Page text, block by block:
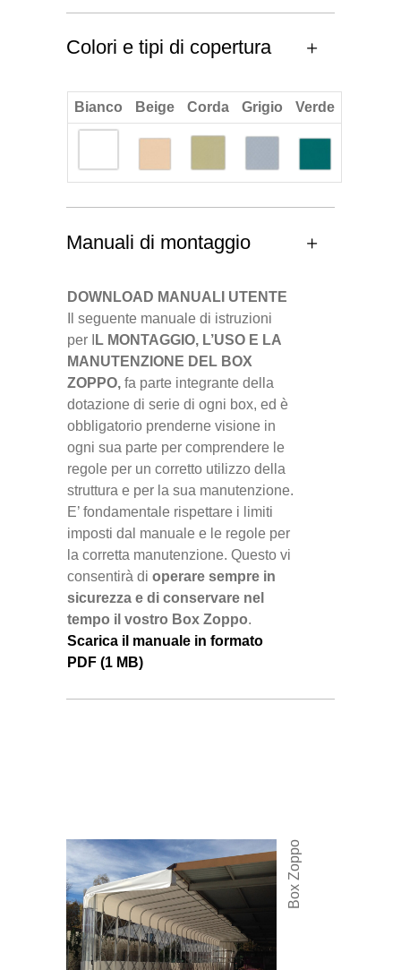
Colori e tipi di copertura
Bianco Beige Corda Grigio Verde
Manuali di montaggio
DOWNLOAD MANUALI UTENTE
Il seguente manuale di istruzioni
per I
L MONTAGGIO, L’USO E LA
MANUTENZIONE DEL BOX
ZOPPO, fa parte integrante della
dotazione di serie di ogni box, ed è
obbligatorio prenderne visione in
ogni sua parte per comprendere le
regole per un corretto utilizzo della
struttura e per la sua manutenzione.
E’ fondamentale rispettare i limiti
imposti dal manuale e le regole per
la corretta manutenzione. Questo vi
consentirà di operare sempre in
sicurezza e di conservare nel
tempo il vostro Box Zoppo.
Scarica il manuale in formato
PDF (1 MB)
Box Zoppo